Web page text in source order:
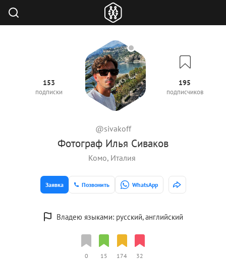
Фотограф Илья Сиваков
@sivakoff
153
подписки
195
подписчиков
Комо, Италия
Заявка Позвонить WhatsApp
Владею языками: русский, английский
0 15 174 32